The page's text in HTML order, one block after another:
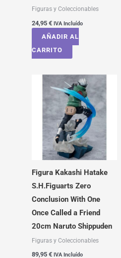
Figuras y Coleccionables
24,95 € IVA Incluído
AÑADIR AL
CARRITO
Figura Kakashi Hatake
S.H.Figuarts Zero
Conclusion With One
Once Called a Friend
20cm Naruto Shippuden
Figuras y Coleccionables
89,95 € IVA Incluído